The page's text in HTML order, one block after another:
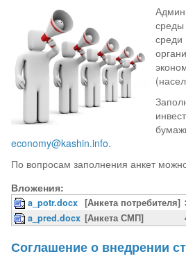
среды
economy@kashin.info.
По вопросам заполнения анкет
Вложения:
a_potr.docx [Анкета потребителя]
a_pred.docx [Анкета СМП]
Соглашение о внедрении